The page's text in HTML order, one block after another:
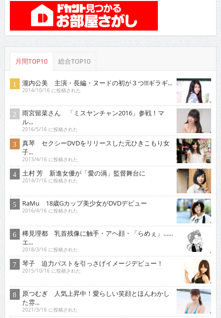
月間TOP10 総合TOP10
瀧内公美 主演・長編・ヌードの初が３つ!!!ギラギ...
2014/10/16 に投稿された
雨宮留菜さん 「ミスヤンチャン2016」参戦！マ
ル...
2016/5/16 に投稿された
真琴 セクシーDVDをリリースした元ひきこもり女
子...
2013/4/16 に投稿された
土村 芳 新進女優が「愛の渦」監督舞台に
2014/7/16 に投稿された
RaMu 18歳Gカップ美少女がDVDデビュー
2016/4/16 に投稿された
稀見理都 乳首残像に触手・アヘ顔・「らめぇ」……
エ...
2018/3/16 に投稿された
琴子 迫力バストを引っさげイメージデビュー！
2015/10/16 に投稿された
原つむぎ 人気上昇中！愛らしい笑顔とほんわかし
た雰...
2021/3/16 に投稿された